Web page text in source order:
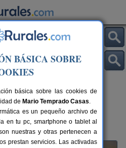
plazas 80 km de A Coruña
BÁSICA SOBRE
básica sobre las cookies de
de Mario Temprado Casas.
es un pequeño archivo de
en tu pc, smartphone o tablet al
nuestras y otras pertenecen a
prestan servicios. Las activadas